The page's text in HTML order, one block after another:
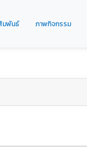
มพันธ์ ภาพกิจกรรม